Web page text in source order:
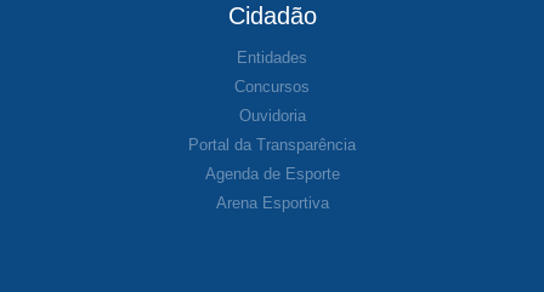
Cidadão
Entidades
Concursos
Ouvidoria
Portal da Transparência
Agenda de Esporte
Arena Esportiva